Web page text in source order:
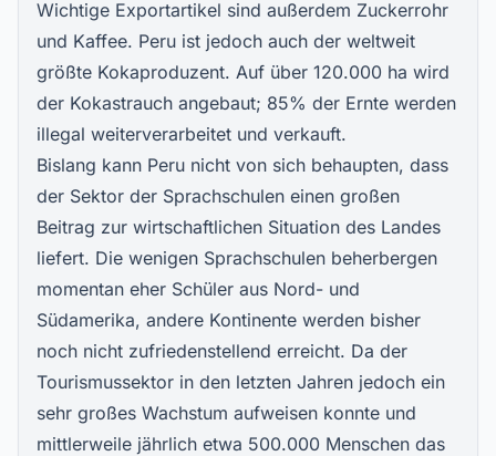
Wichtige Exportartikel sind außerdem Zuckerrohr
und Kaffee. Peru ist jedoch auch der weltweit
größte Kokaproduzent. Auf über 120.000 ha wird
der Kokastrauch angebaut; 85% der Ernte werden
illegal weiterverarbeitet und verkauft.
Bislang kann Peru nicht von sich behaupten, dass
der Sektor der Sprachschulen einen großen
Beitrag zur wirtschaftlichen Situation des Landes
liefert. Die wenigen Sprachschulen beherbergen
momentan eher Schüler aus Nord- und
Südamerika, andere Kontinente werden bisher
noch nicht zufriedenstellend erreicht. Da der
Tourismussektor in den letzten Jahren jedoch ein
sehr großes Wachstum aufweisen konnte und
mittlerweile jährlich etwa 500.000 Menschen das